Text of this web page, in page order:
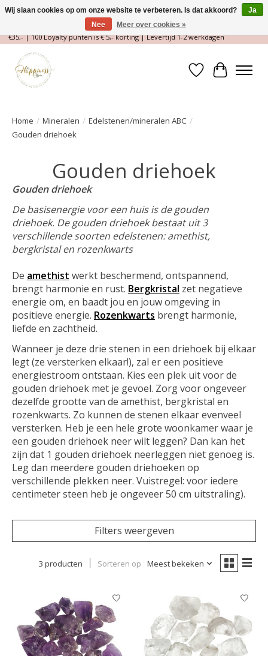
Magische Conceptstore, Edelstenen & Spirituele winkel | Gratis verzending >
€35,- | 100 Loyalty punten is € 5,- korting | Levertijd 1-2 werkdagen
Verlanglijst
Home / Mineralen / Edelstenen/mineralen ABC /
Gouden driehoek
Gouden driehoek
Gouden driehoek
De basisenergie voor een huis is de gouden
driehoek. De gouden driehoek bestaat uit 3
verschillende soorten edelstenen: amethist,
bergkristal en rozenkwarts
De amethist werkt beschermend, ontspannend,
brengt harmonie en rust. Bergkristal zet negatieve
energie om, en baadt jou en jouw omgeving in
positieve energie. Rozenkwarts brengt harmonie,
liefde en zachtheid.
Wanneer je deze drie stenen in een driehoek bij elkaar
legt (ze versterken elkaar!), zal er een positieve
energiestroom ontstaan. Kies een plek uit voor de
gouden driehoek met je gevoel. Zorg voor ongeveer
dezelfde grootte van de amethist, bergkristal en
rozenkwarts. Zo kunnen de stenen elkaar evenveel
versterken. Heb je een hele grote woonkamer waar je
een gouden driehoek neer wilt leggen? Dan kan het
zijn dat 1 gouden driehoek neerleggen niet genoeg is.
Leg dan meerdere gouden driehoeken op
verschillende plekken neer. Vuistregel: voor iedere
centimeter steen heb je ongeveer 50 cm uitstraling).
Filters weergeven
3 producten Sorteren op Meest bekeken
Wij slaan cookies op om onze website te verbeteren. Is dat akkoord?
Ja
Nee
Meer over cookies »